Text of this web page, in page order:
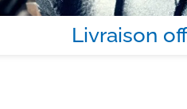
Livraison